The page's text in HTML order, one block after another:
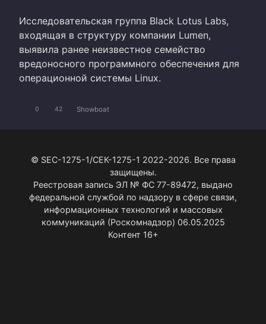
Исследовательская группа Black Lotus Labs,
входящая в структуру компании Lumen,
выявила ранее неизвестное семейство
вредоносного программного обеспечения для
операционной системы Linux.
0 42 Showboat
© SEC-1275-1/СЕК-1275-1 2022-2026. Все права
защищены.
Реестровая запись ЭЛ № ФС 77-89472, выдано
федеральной службой по надзору в сфере связи,
информационных технологий и массовых
коммуникаций (Роскомнадзор) 06.05.2025
Контент 16+